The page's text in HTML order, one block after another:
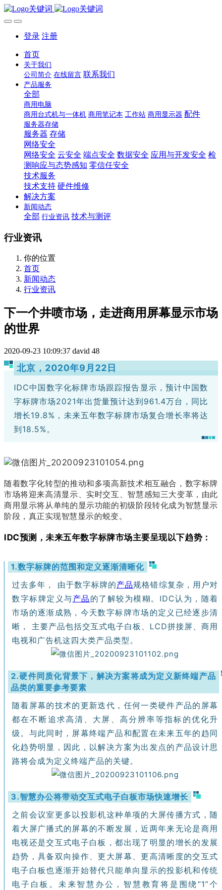
登录 注册
首页
关于我们
公司简介 在线留言 联系我们
产品服务
全部
商用电脑
商用台式机与一体机 商用笔记本 工作站 商用显示器 配件
服务器存储
服务器 存储
网络安全
网络安全 云安全 端点安全 数据安全 应用与开发安全 检
测响应与态势感知 零信任安全
技术服务
技术支持 硬件维修
解决方案
新闻动态
全部 行业资讯 技术与测评
行业资讯
你的位置
首页
新闻动态
行业资讯
下一个井喷市场，走进商用屏幕显示市场
的世界
2020-09-23 10:09:37 david 48
北京，2020年9月22日
IDC中国数字化标牌市场跟踪报告显示，预计中国数
字标牌市场2021年出货量预计达到961.4万台，同比
增长19.8%，未来五年数字标牌市场复合增长率将达
到18.5%。
随着数字化转型的推动和多项高新技术相互融合，数字标牌
市场将迎来高清显示、实时交互、智慧感知三大变革，由此
商用显示将从单纯的显示功能的初级阶段转化成为智慧显示
阶段，真正实现智慧显示的蜕变。
IDC预测，未来五年数字标牌市场主要呈现以下趋势：
1.数字标牌的范围和定义逐渐清晰化
过去多年， 由于数字标牌的产品规格错综复杂，用户对
数字标牌定义与产品 的了解较为模糊。IDC认为，随着
市场的逐渐成熟，今天数字标牌市场的定义已经逐步清
晰， 主要产品包括交互式电子白板、LCD拼接屏、商用
电视和广告机这四大类产品类型。
2.硬件同质化背景下，解决方案将成为定义新终端产品
品类的重要参考要素
随着屏幕的技术的更新迭代，任何一类硬件产品的屏幕
都在不断追求高清、大屏、高分辨率等指标的优化升
级。与此同时，屏幕终端产品和配置在未来五年的趋同
化趋势明显，因此，以解决方案为出发点的产品设计思
路将会成为定义终端产品的关键。
3.智慧办公将带动交互式电子白板市场快速增长
之前会议室更多以投影机这种单项的大屏传播方式，随
着大屏广播式的屏幕的不断发展，近两年来无论是商用
电视还是交互式电子白板，都出现了明显的增长的发展
趋势，具备双向操作、更大屏幕、更高清晰度的交互式
电子白板也逐渐开始替代只能单向显示的投影机和传统
电子白板。未来智慧办公，智慧教育将是围绕“1”个